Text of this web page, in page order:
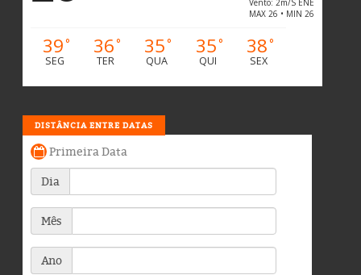
Vento: 2m/s ENE
MAX 26 • MIN 26
39°
SEG
36°
TER
35°
QUA
35°
QUI
38°
SEX
DISTÂNCIA ENTRE DATAS